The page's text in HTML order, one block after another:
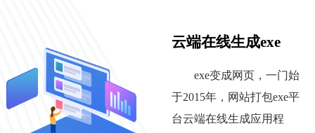
云端在线生成exe
exe变成网页，一门始
于2015年，网站打包exe平
台云端在线生成应用程